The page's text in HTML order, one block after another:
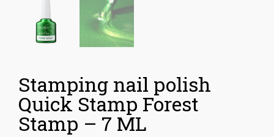
Stamping nail polish
Quick Stamp Forest
Stamp – 7 ML